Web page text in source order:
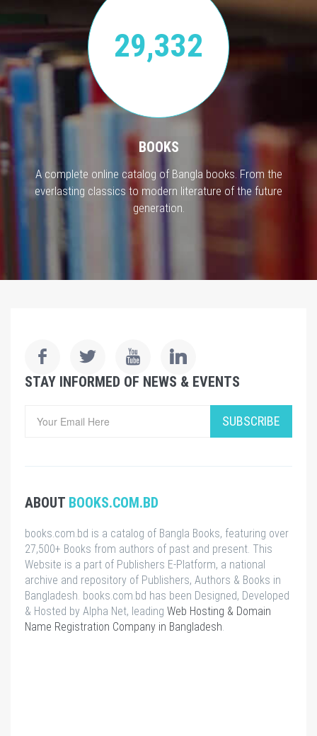
29,332
BOOKS
A complete online catalog of Bangla books. From the
everlasting classics to modern literature of the future
generation.
STAY INFORMED OF NEWS & EVENTS
SUBSCRIBE
ABOUT BOOKS.COM.BD
books.com.bd is a catalog of Bangla Books, featuring over
27,500+ Books from authors of past and present. This
Website is a part of Publishers E-Platform, a national
archive and repository of Publishers, Authors & Books in
Bangladesh. books.com.bd has been Designed, Developed
& Hosted by Alpha Net, leading Web Hosting & Domain
Name Registration Company in Bangladesh.